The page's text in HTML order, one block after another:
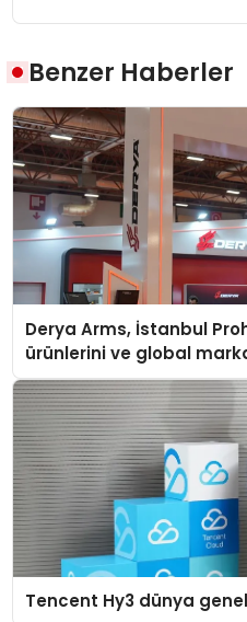
Benzer Haberler
Derya Arms, İstanbul
ürünlerini ve global
Tencent Hy3 dünya